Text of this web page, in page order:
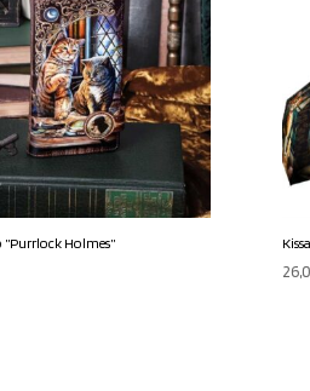
Holmes”